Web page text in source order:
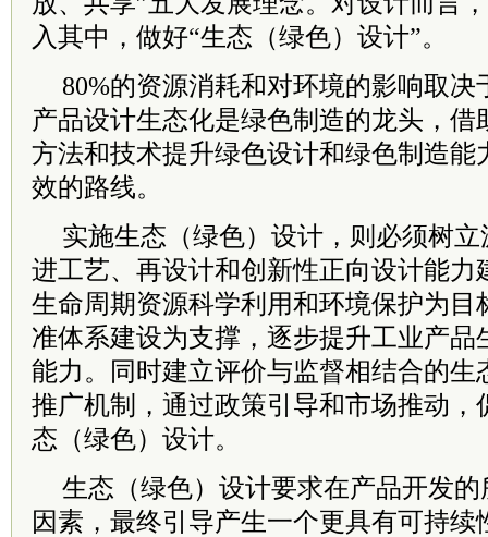
入其中，做好“生态（绿色）设计”。
80%的资源消耗和对环境的影响取
产品设计生态化是绿色制造的龙头，借
方法和技术提升绿色设计和绿色制造能
效的路线。
实施生态（绿色）设计，则必须树
进工艺、再设计和创新性正向设计能力
生命周期资源科学利用和环境保护为目
准体系建设为支撑，逐步提升工业产品
能力。同时建立评价与监督相结合的生
推广机制，通过政策引导和市场推动，
态（绿色）设计。
生态（绿色）设计要求在产品开发
因素，最终引导产生一个更具有可持续